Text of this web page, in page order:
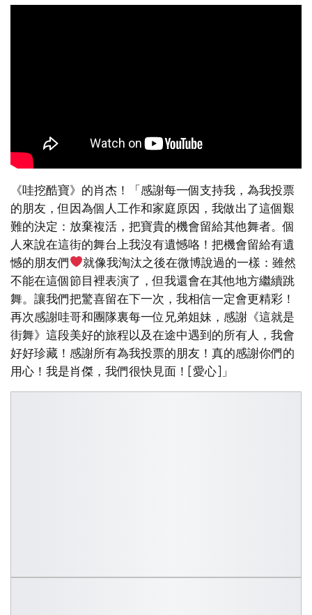
《哇挖酷寶》的肖杰！「感謝每一個支持我，為我投票
的朋友，但因為個人工作和家庭原因，我做出了這個艱
難的決定：放棄複活，把寶貴的機會留給其他舞者。個
人來說在這街的舞台上我沒有遺憾咯！把機會留給有遺
憾的朋友們
就像我淘汰之後在微博說過的一樣：雖然
不能在這個節目裡表演了，但我還會在其他地方繼續跳
舞。讓我們把驚喜留在下一次，我相信一定會更精彩！
再次感謝哇哥和團隊裏每一位兄弟姐妹，感謝《這就是
街舞》這段美好的旅程以及在途中遇到的所有人，我會
好好珍藏！感謝所有為我投票的朋友！真的感謝你們的
用心！我是肖傑，我們很快見面！[愛心]」